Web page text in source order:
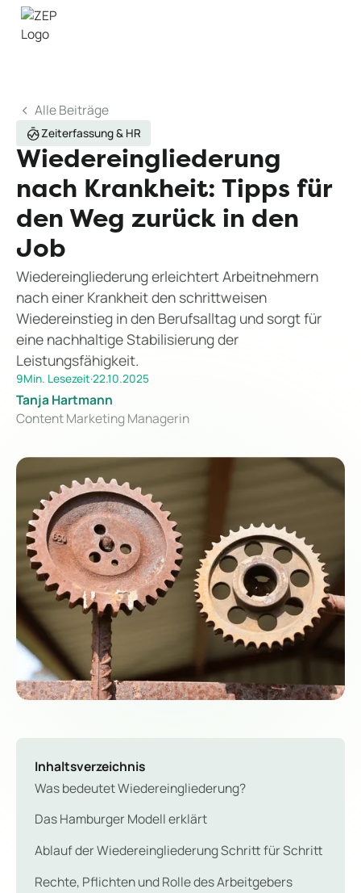
Alle Beiträge
Zeiterfassung & HR
Wiedereingliederung
nach Krankheit: Tipps für
den Weg zurück in den
Job
Wiedereingliederung erleichtert Arbeitnehmern
nach einer Krankheit den schrittweisen
Wiedereinstieg in den Berufsalltag und sorgt für
eine nachhaltige Stabilisierung der
Leistungsfähigkeit.
9Min. Lesezeit·22.10.2025
Tanja Hartmann
Content Marketing Managerin
Inhaltsverzeichnis
Was bedeutet Wiedereingliederung?
Das Hamburger Modell erklärt
Ablauf der Wiedereingliederung Schritt für Schritt
Rechte, Pflichten und Rolle des Arbeitgebers